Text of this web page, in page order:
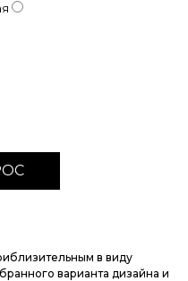
в виду
варианта дизайна и